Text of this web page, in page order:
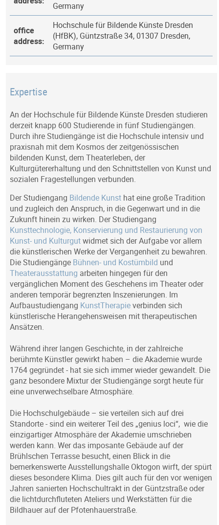
Germany
office
address:
Hochschule für Bildende Künste Dresden
(HfBK), Güntzstraße 34, 01307 Dresden,
Germany
Expertise
An der Hochschule für Bildende Künste Dresden studieren
derzeit knapp 600 Studierende in fünf Studiengängen.
Durch ihre Studiengänge ist die Hochschule intensiv und
praxisnah mit dem Kosmos der zeitgenössischen
bildenden Kunst, dem Theaterleben, der
Kulturgütererhaltung und den Schnittstellen von Kunst und
sozialen Fragestellungen verbunden.
Der Studiengang Bildende Kunst hat eine große Tradition
und zugleich den Anspruch, in die Gegenwart und in die
Zukunft hinein zu wirken. Der Studiengang
Kunsttechnologie, Konservierung und Restaurierung von
Kunst- und Kulturgutwidmet sich der Aufgabe vor allem
die künstlerischen Werke der Vergangenheit zu bewahren.
Die Studiengänge Bühnen- und Kostümbild und
Theaterausstattung arbeiten hingegen für den
vergänglichen Moment des Geschehens im Theater oder
anderen temporär begrenzten Inszenierungen. Im
Aufbaustudiengang KunstTherapieverbinden sich
künstlerische Herangehensweisen mit therapeutischen
Ansätzen.
Während ihrer langen Geschichte, in der zahlreiche
berühmte Künstler gewirkt haben – die Akademie wurde
1764 gegründet - hat sie sich immer wieder gewandelt. Die
ganz besondere Mixtur der Studiengänge sorgt heute für
eine unverwechselbare Atmosphäre.
Die Hochschulgebäude – sie verteilen sich auf drei
Standorte - sind ein weiterer Teil des „genius loci“, wie die
einzigartiger Atmosphäre der Akademie umschrieben
werden kann. Wer das imposante Gebäude auf der
Brühlschen Terrasse besucht, einen Blick in die
bemerkenswerte Ausstellungshalle Oktogon wirft, der spürt
dieses besondere Klima. Dies gilt auch für den vor wenigen
Jahren sanierten Hochschultrakt in der Güntzstraße oder
die lichtdurchfluteten Ateliers und Werkstätten für die
Bildhauer auf der Pfotenhauerstraße.